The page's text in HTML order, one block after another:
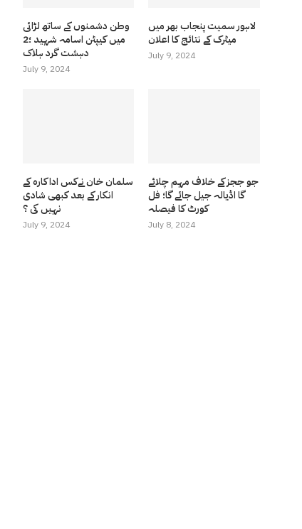
وطن دشمنوں کے ساتھ لڑائی
میں کیپٹن اسامہ شہید ؛2
دہشت گرد ہلاک
July 9, 2024
لاہور سمیت پنجاب بھر میں
میٹرک کے نتائج کا اعلان
July 9, 2024
سلمان خان نےکس اداکارہ کے
انکار کے بعد کبھی شادی
نہیں کی ؟
July 9, 2024
جو ججز کے خلاف مہم چلائے
گا اڈیالہ جیل جائے گا؛ فل
کورٹ کا فیصلہ
July 8, 2024